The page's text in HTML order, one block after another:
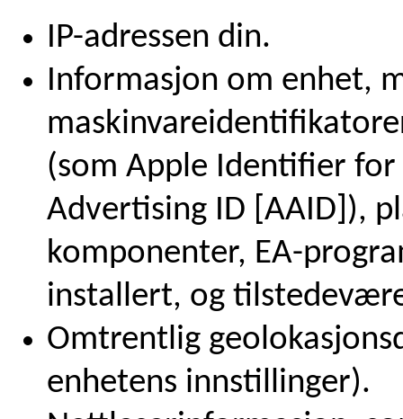
IP-adressen din.
Informasjon om enhet,
(som Apple Identifier
Advertising ID [AAID]),
komponenter, EA-
installert, og
Omtrentlig
enhetens innstillinger).